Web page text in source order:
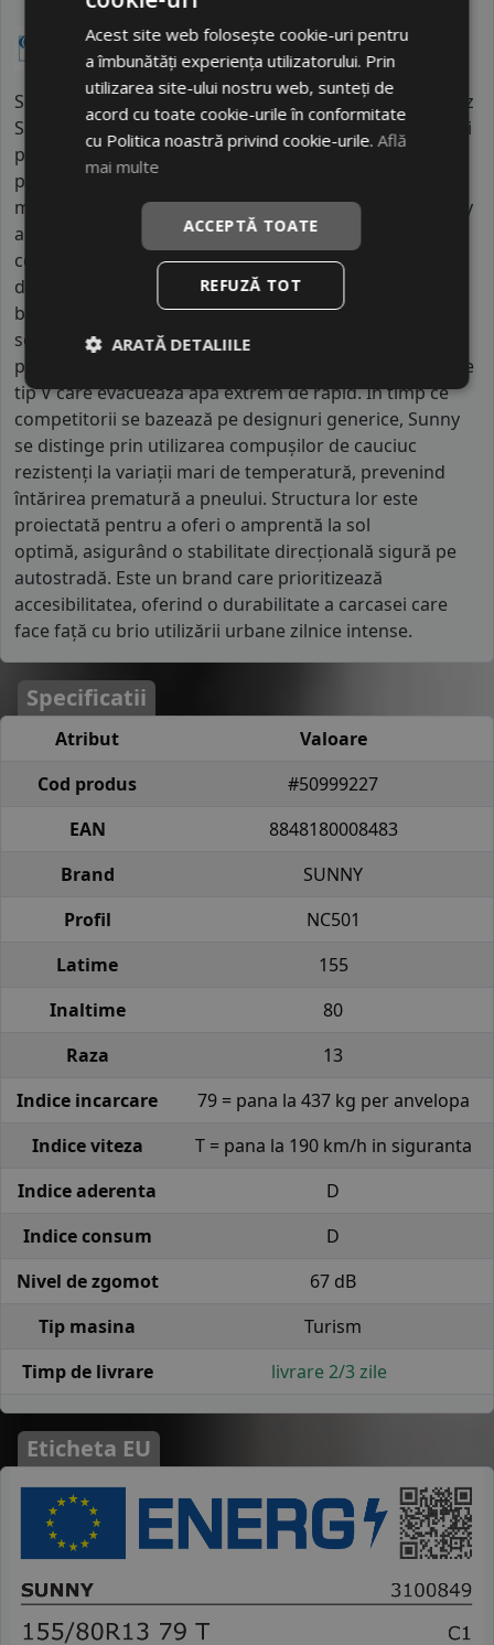
Sunny este un brand aflat sub umbrela grupului chinez
South China Tire & Rubber, fiind unul dintre primii mari
producători din China care au utilizat tehnologii de
producție importate din Europa și SUA. Cu facilități
masive în Guangzhou și mii de angajați calificați, Sunny
activează în peste 120 de țări, având o prezență
constantă pe piața europeană de peste două
decenii. Ceea ce diferențiază Sunny de restul
brandurilor chinezești este focalizarea lor timpurie pe
segmentul de anvelope pentru iarnă și
performanță, fiind recunoscuți pentru profilurile lor de
tip V care evacuează apa extrem de rapid. În timp ce
competitorii se bazează pe designuri generice, Sunny
se distinge prin utilizarea compușilor de cauciuc
rezistenți la variații mari de temperatură, prevenind
întărirea prematură a pneului. Structura lor este
proiectată pentru a oferi o amprentă la sol
optimă, asigurând o stabilitate direcțională sigură pe
autostradă. Este un brand care prioritizează
accesibilitatea, oferind o durabilitate a carcasei care
face față cu brio utilizării urbane zilnice intense.
Specificatii
Atribut
Valoare
Cod produs
#50999227
EAN
8848180008483
Brand
SUNNY
Profil
NC501
Latime
155
Inaltime
80
Raza
13
Indice incarcare
79 = pana la 437 kg per anvelopa
Indice viteza
T = pana la 190 km/h in siguranta
Indice aderenta
D
Indice consum
D
Nivel de zgomot
67 dB
Tip masina
Turism
Timp de livrare
livrare 2/3 zile
Eticheta EU
Acest site web folosește cookie-uri pentru
a îmbunătăți experiența utilizatorului. Prin
utilizarea site-ului nostru web, sunteți de
acord cu toate cookie-urile în conformitate
cu Politica noastră privind cookie-urile.Află
mai multe
ACCEPTĂ TOATE
REFUZĂ TOT
ARATĂ DETALIILE